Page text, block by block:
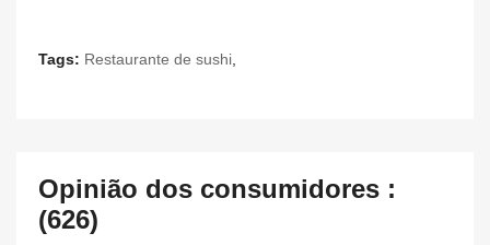
Tags: Restaurante de sushi
Opinião dos consumidores :
(626)